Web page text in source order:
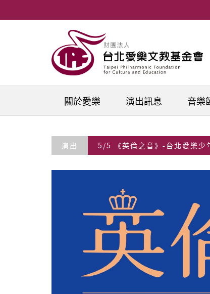
關於愛樂 演出訊息 音樂
演出 5/5 《英倫之音》-台北愛樂少